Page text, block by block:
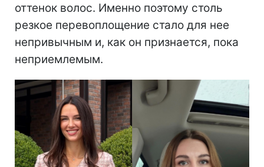
оттенок волос. Именно поэтому столь
резкое перевоплощение стало для нее
непривычным и, как он признается, пока
неприемлемым.